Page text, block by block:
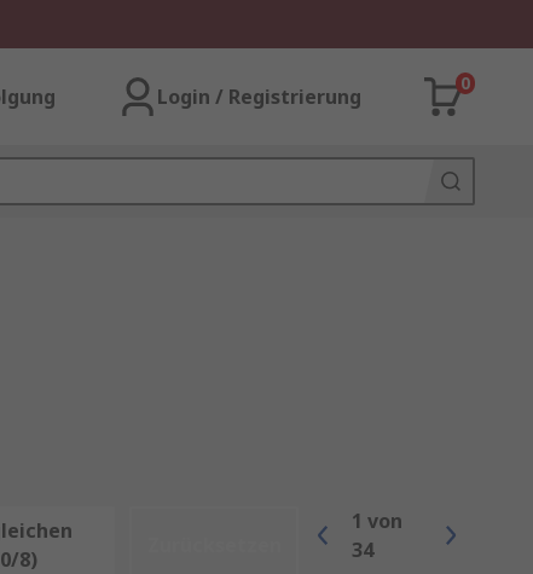
Login / Registrierung
0
8)
1 von
34